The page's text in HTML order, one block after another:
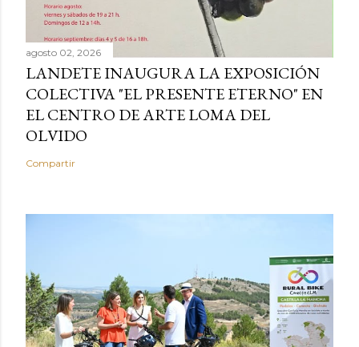
agosto 02, 2026
LANDETE INAUGURA LA EXPOSICIÓN
COLECTIVA "EL PRESENTE ETERNO" EN
EL CENTRO DE ARTE LOMA DEL
OLVIDO
Compartir